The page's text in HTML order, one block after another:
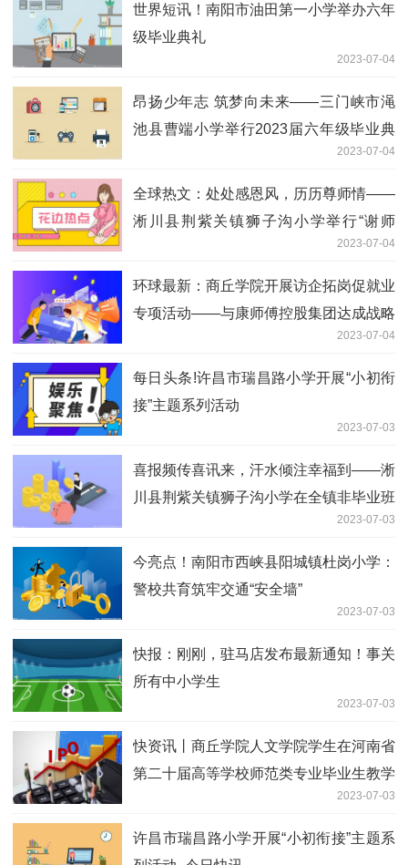
世界短讯！南阳市油田第一小学举办六年
级毕业典礼
2023-07-04
昂扬少年志 筑梦向未来——三门峡市渑
池县曹端小学举行2023届六年级毕业典
2023-07-04
全球热文：处处感恩风，历历尊师情——
淅川县荆紫关镇狮子沟小学举行“谢师
2023-07-04
环球最新：商丘学院开展访企拓岗促就业
专项活动——与康师傅控股集团达成战略
2023-07-04
每日头条!许昌市瑞昌路小学开展“小初衔
接”主题系列活动
2023-07-03
喜报频传喜讯来，汗水倾注幸福到——淅
川县荆紫关镇狮子沟小学在全镇非毕业班
2023-07-03
今亮点！南阳市西峡县阳城镇杜岗小学：
警校共育筑牢交通“安全墙”
2023-07-03
快报：刚刚，驻马店发布最新通知！事关
所有中小学生
2023-07-03
快资讯丨商丘学院人文学院学生在河南省
第二十届高等学校师范类专业毕业生教学
2023-07-03
许昌市瑞昌路小学开展“小初衔接”主题系